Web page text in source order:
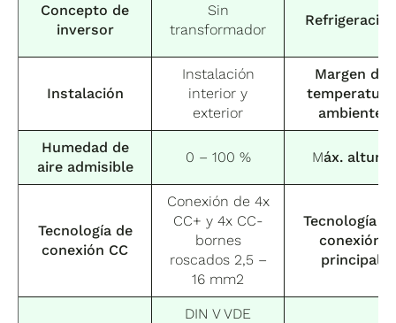
Concepto de
inversor
Sin
transformador
Refrigeración
Instalación
Instalación
interior y
exterior
Margen de
temperatura
ambiente
Humedad de
aire admisible
0 – 100 % Máx. altura
Tecnología de
conexión CC
Conexión de 4x
CC+ y 4x CC-
bornes
roscados 2,5 –
16 mm2
Tecnología
conexión
principal
DIN V VDE